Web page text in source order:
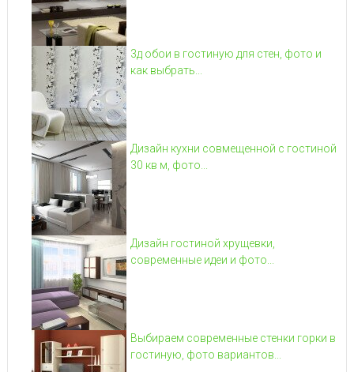
3д обои в гостиную для стен, фото и
как выбрать...
Дизайн кухни совмещенной с гостиной
30 кв м, фото...
Дизайн гостиной хрущевки,
современные идеи и фото...
Выбираем современные стенки горки в
гостиную, фото вариантов...